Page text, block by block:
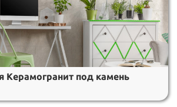
Керамогранит под камень